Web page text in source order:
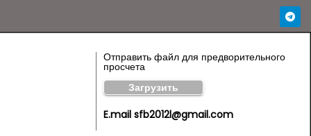
Отправить файл для предворительного
просчета
Загрузить
E.mail sfb2012l@gmail.com